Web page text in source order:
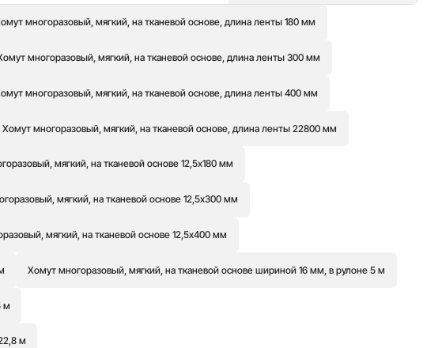
многоразовый, мягкий, на тканевой основе, длина ленты 180 мм
многоразовый, мягкий, на тканевой основе, длина ленты 300 мм
многоразовый, мягкий, на тканевой основе, длина ленты 400 мм
Хомут многоразовый, мягкий, на тканевой основе, длина ленты 22800 мм
мягкий, на тканевой основе 12,5х180 мм
мягкий, на тканевой основе 12,5х300 мм
мягкий, на тканевой основе 12,5х400 мм
Хомут многоразовый, мягкий, на тканевой основе шириной 16 мм, в рулоне 5 м
м
м